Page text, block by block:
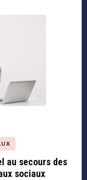
au secours des
sociaux